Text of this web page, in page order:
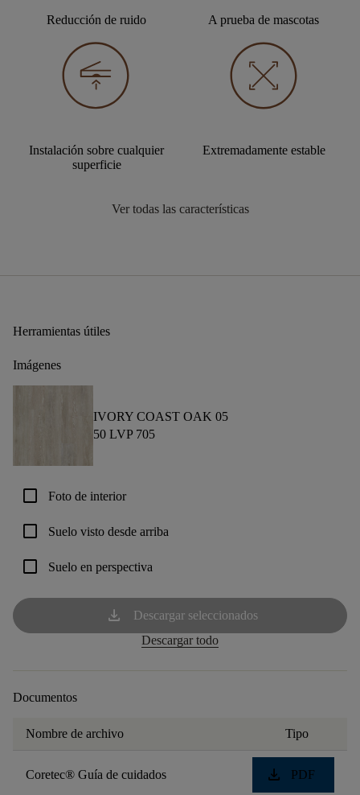
Reducción de ruido A prueba de mascotas
Instalación sobre cualquier
superficie
Extremadamente estable
Ver todas las características
Herramientas útiles
Imágenes
IVORY COAST OAK 05
50 LVP 705
check_box_outline_blank Foto de interior
check_box_outline_blank Suelo visto desde arriba
check_box_outline_blank Suelo en perspectiva
download
Descargar seleccionados
Descargar todo
Documentos
Nombre de archivo Tipo
Coretec® Guía de cuidados download PDF